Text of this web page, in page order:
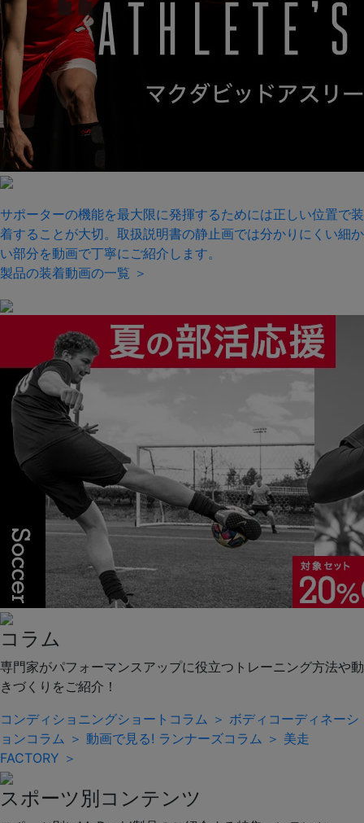
サポーターの機能を最大限に発揮するためには正しい位置で装
着することが大切。取扱説明書の静止画では分かりにくい細か
い部分を動画で丁寧にご紹介します。
製品の装着動画の一覧 ＞
コラム
専門家がパフォーマンスアップに役立つトレーニング方法や動
きづくりをご紹介！
コンディショニングショートコラム ＞ ボディコーディネーシ
ョンコラム ＞ 動画で見る! ランナーズコラム ＞ 美走
FACTORY ＞
スポーツ別コンテンツ